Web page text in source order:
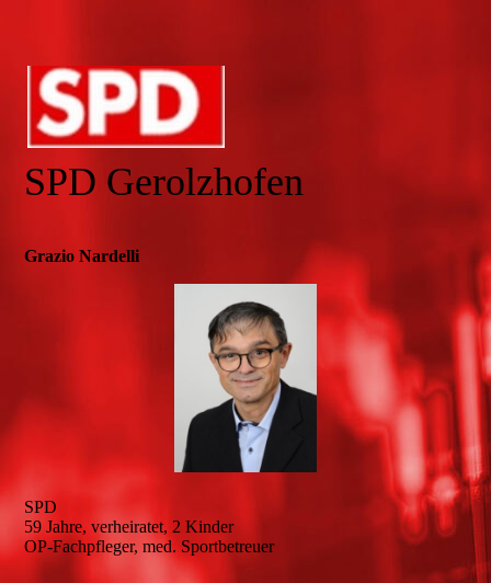
SPD Gerolzhofen
Grazio Nardelli
SPD
59 Jahre, verheiratet, 2 Kinder
OP-Fachpfleger, med. Sportbetreuer